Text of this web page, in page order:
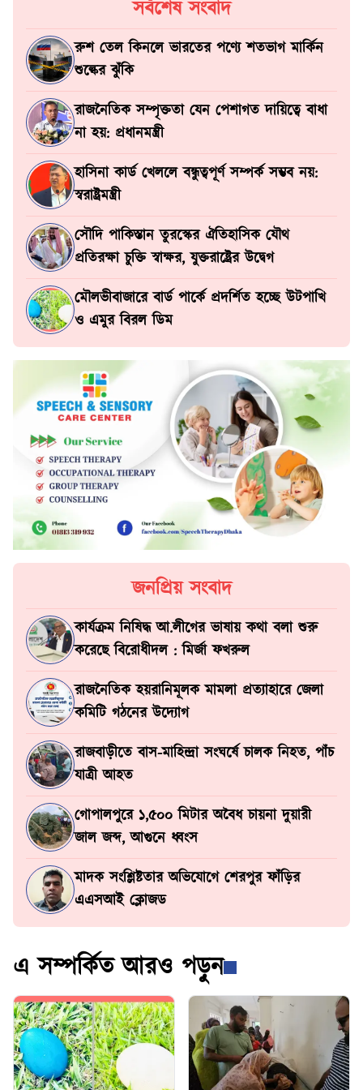
সর্বশেষ সংবাদ
রুশ তেল কিনলে ভারতের পণ্যে শতভাগ মার্কিন
শুল্কের ঝুঁকি
রাজনৈতিক সম্পৃক্ততা যেন পেশাগত দায়িত্বে বাধা
না হয়: প্রধানমন্ত্রী
হাসিনা কার্ড খেললে বন্ধুত্বপূর্ণ সম্পর্ক সম্ভব নয়:
স্বরাষ্ট্রমন্ত্রী
সৌদি পাকিস্তান তুরস্কের ঐতিহাসিক যৌথ
প্রতিরক্ষা চুক্তি স্বাক্ষর, যুক্তরাষ্ট্রের উদ্বেগ
মৌলভীবাজারে বার্ড পার্কে প্রদর্শিত হচ্ছে উটপাখি
ও এমুর বিরল ডিম
জনপ্রিয় সংবাদ
কার্যক্রম নিষিদ্ধ আ.লীগের ভাষায় কথা বলা শুরু
করেছে বিরোধীদল : মির্জা ফখরুল
রাজনৈতিক হয়রানিমূলক মামলা প্রত্যাহারে জেলা
কমিটি গঠনের উদ্যোগ
রাজবাড়ীতে বাস-মাহিন্দ্রা সংঘর্ষে চালক নিহত, পাঁচ
যাত্রী আহত
গোপালপুরে ১,৫০০ মিটার অবৈধ চায়না দুয়ারী
জাল জব্দ, আগুনে ধ্বংস
মাদক সংশ্লিষ্টতার অভিযোগে শেরপুর ফাঁড়ির
এএসআই ক্লোজড
এ সম্পর্কিত আরও পড়ুন